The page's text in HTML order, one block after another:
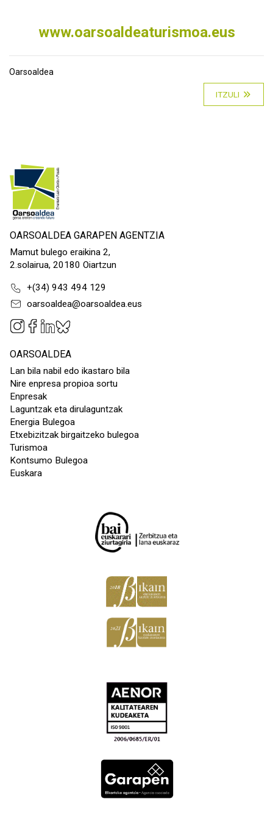
www.oarsoaldeaturismoa.eus
Oarsoaldea
ITZULI
OARSOALDEA GARAPEN AGENTZIA
Mamut bulego eraikina 2,
2.solairua, 20180 Oiartzun
+(34) 943 494 129
oarsoaldea@oarsoaldea.eus
OARSOALDEA
Lan bila nabil edo ikastaro bila
Nire enpresa propioa sortu
Enpresak
Laguntzak eta dirulaguntzak
Energia Bulegoa
Etxebizitzak birgaitzeko bulegoa
Turismoa
Kontsumo Bulegoa
Euskara